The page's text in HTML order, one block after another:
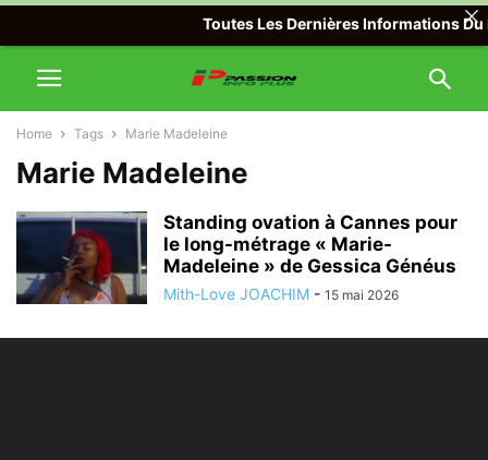
Home Tags Marie Madeleine
Marie Madeleine
Standing ovation à Cannes pour
le long-métrage « Marie-
Madeleine » de Gessica Généus
Mith-Love JOACHIM - 15 mai 2026
Toutes Les Dernières Informations